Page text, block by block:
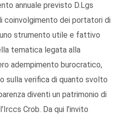
annuale previsto D.Lgs
dei portatori di
strumento utile e fattivo
tematica legata alla
adempimento burocratico,
sulla verifica di quanto svolto
diventi un patrimonio di
Crob. Da qui l’invito